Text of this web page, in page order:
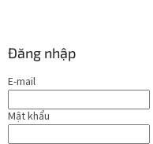
Đăng nhập
E-mail
Mật khẩu